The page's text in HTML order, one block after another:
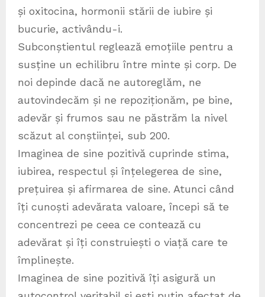
și oxitocina, hormonii stării de iubire și
bucurie, activându-i.
Subconștientul reglează emoțiile pentru a
susține un echilibru între minte și corp. De
noi depinde dacă ne autoreglăm, ne
autovindecăm și ne repoziționăm, pe bine,
adevăr și frumos sau ne păstrăm la nivel
scăzut al conștiinței, sub 200.
Imaginea de sine pozitivă cuprinde stima,
iubirea, respectul și înțelegerea de sine,
prețuirea și afirmarea de sine. Atunci când
îți cunoști adevărata valoare, începi să te
concentrezi pe ceea ce contează cu
adevărat și îți construiești o viață care te
împlinește.
Imaginea de sine pozitivă îți asigură un